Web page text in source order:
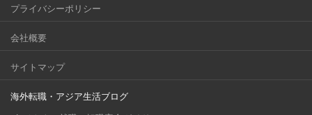
プライバシーポリシー
会社概要
サイトマップ
海外転職・アジア生活ブログ